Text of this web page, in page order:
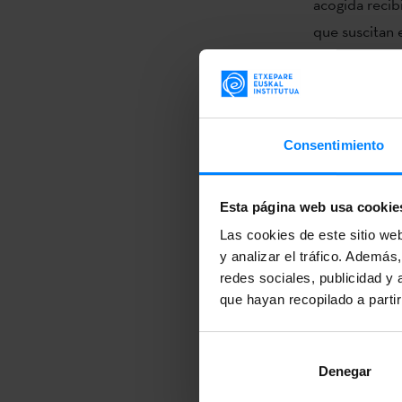
Consentimiento
Esta página web usa
Las cookies de este sitio
y analizar el tráfico.
redes sociales, publicidad y
que hayan recopilado a
Denegar
que suscitan
de la propia
junto a quien
La primera
sobre la
congreso
“Hazia”.
La escritora
donde han